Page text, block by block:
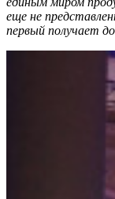
еще не
первый получает